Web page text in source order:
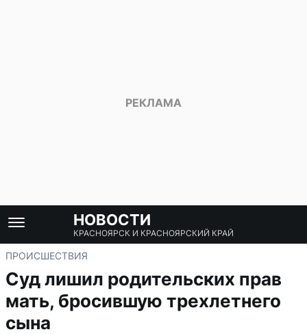
НОВОСТИ
КРАСНОЯРСК И КРАСНОЯРСКИЙ КРАЙ
ПРОИСШЕСТВИЯ
Суд лишил родительских прав
мать, бросившую трехлетнего
сына